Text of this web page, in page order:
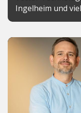
Ingelheim und